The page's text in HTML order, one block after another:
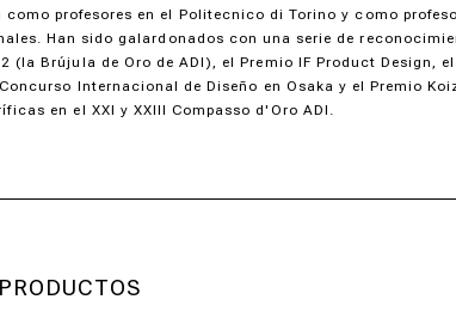
profesores en el Politecnico di Torino y como
Han sido galardonados con una serie de
(la Brújula de Oro de ADI), el Premio IF Product Design,
Internacional de Diseño en Osaka y el Premio
en el XXI y XXIII Compasso d'Oro ADI.
PRODUCTOS